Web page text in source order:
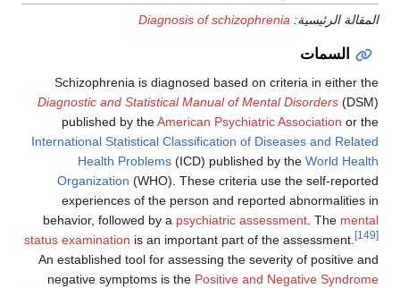
Diagnosis of schizophrenia
Schizophrenia is diagnosed based on
Diagnostic and Statistical Manual of Mental
published by theAmerican Psychiatric
International Statistical Classification of
Health Problems(ICD) published by
Organization(WHO). These criteria use
experiences of the person and reported
behavior, followed by apsychiatric
status examinationis an important part of the
An established tool for assessing the severity
negative symptoms is thePositive and